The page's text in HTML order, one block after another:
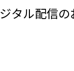
タル配信の